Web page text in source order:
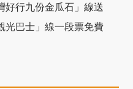
好行九份金瓜石」線送
光巴士」線一段票免費